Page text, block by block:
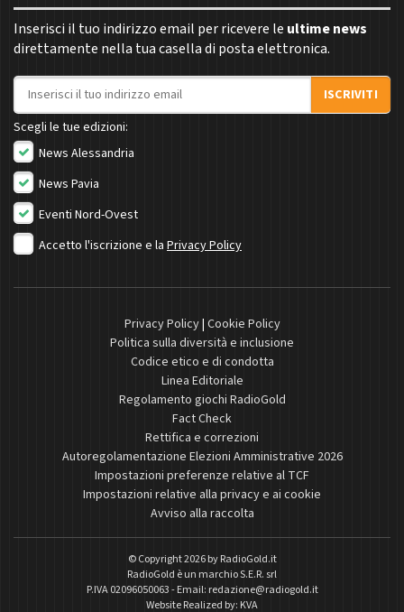
Inserisci il tuo indirizzo email per ricevere le ultime news
direttamente nella tua casella di posta elettronica.
Indirizzo email
ISCRIVITI
Scegli le tue edizioni:
News Alessandria
News Pavia
Eventi Nord-Ovest
Accetto l'iscrizione e la Privacy Policy
Privacy Policy| Cookie Policy
Politica sulla diversità e inclusione
Codice etico e di condotta
Linea Editoriale
Regolamento giochi RadioGold
Fact Check
Rettifica e correzioni
Autoregolamentazione Elezioni Amministrative 2026
Impostazioni preferenze relative al TCF
Impostazioni relative alla privacy e ai cookie
Avviso alla raccolta
© Copyright 2026 byRadioGold.it
RadioGold è un marchio S.E.R. srl
P.IVA 02096050063 - Email: redazione@radiogold.it
Website Realized by: KVA